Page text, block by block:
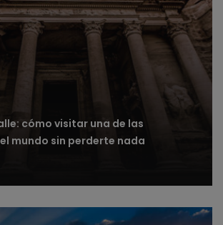
cómo visitar una de las
mundo sin perderte nada